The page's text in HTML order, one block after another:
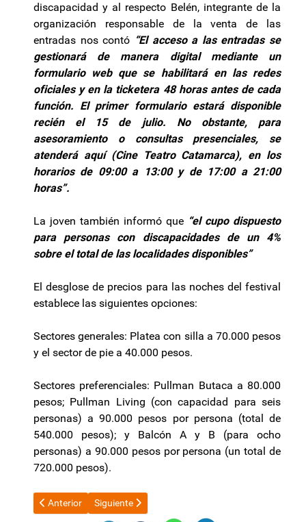
discapacidad y al respecto Belén, integrante de la
organización responsable de la venta de las
entradas nos contó “El acceso a las entradas se
gestionará de manera digital mediante un
formulario web que se habilitará en las redes
oficiales y en la ticketera 48 horas antes de cada
función. El primer formulario estará disponible
recién el 15 de julio. No obstante, para
asesoramiento o consultas presenciales, se
atenderá aquí (Cine Teatro Catamarca), en los
horarios de 09:00 a 13:00 y de 17:00 a 21:00
horas”.
La joven también informó que “el cupo dispuesto
para personas con discapacidades de un 4%
sobre el total de las localidades disponibles”
El desglose de precios para las noches del festival
establece las siguientes opciones:
Sectores generales: Platea con silla a 70.000 pesos
y el sector de pie a 40.000 pesos.
Sectores preferenciales: Pullman Butaca a 80.000
pesos; Pullman Living (con capacidad para seis
personas) a 90.000 pesos por persona (total de
540.000 pesos); y Balcón A y B (para ocho
personas) a 90.000 pesos por persona (un total de
720.000 pesos).
Artículo anterior: La Libertad Avanza hizo caer la sesión del
Anterior Artículo siguiente: Para Galán su denunciante
Siguiente